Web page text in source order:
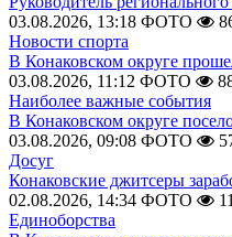
03.08.2026, 13:18 ФОТО
Новости спорта
В Конаковском округе
03.08.2026, 11:12 ФОТО
Наиболее важные события
В Конаковском округе
03.08.2026, 09:08 ФОТО
Досуг
Конаковские джитсеры
02.08.2026, 14:34 ФОТО
Единоборства